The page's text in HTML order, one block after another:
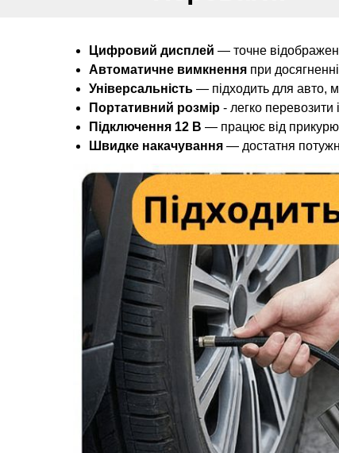
Цифровий дисплей — точне
Автоматичне вимкнення при
Універсальність — підходить для авто,
Портативний розмір - легко перевозити
Підключення 12 В — працює від
Швидке накачування — достатня